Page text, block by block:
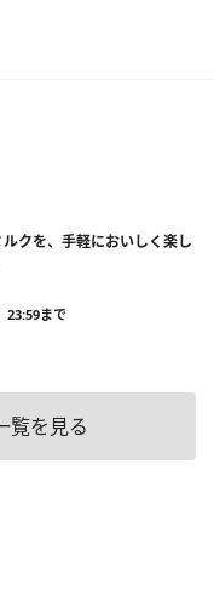
クを、手軽においしく楽し
23:59まで
覧を見る